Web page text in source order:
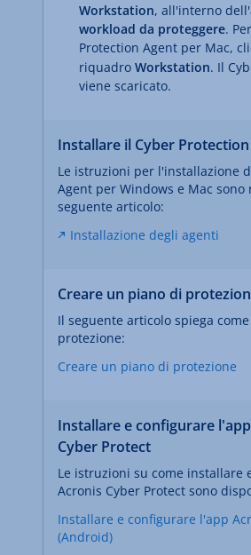
Workstation, all'interno
workload da proteggere.
Protection Agent per Mac,
riquadro Workstation. Il
viene scaricato.
Installare il Cyber
Le istruzioni per l'installazione
Agent per Windows e Mac
seguente articolo:
Installazione degli agenti
Creare un piano di
Il seguente articolo spiega
protezione:
Creare un piano di protezione
Installare e configurare
Cyber Protect
Le istruzioni su come installare
Acronis Cyber Protect sono
Installare e configurare l'app
(Android)